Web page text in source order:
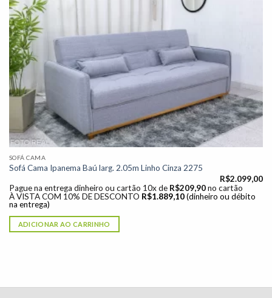
SOFÁ CAMA
Sofá Cama Ipanema Baú larg. 2.05m Linho Cinza 2275
R$2.099,00
Pague na entrega dinheiro ou cartão 10x de R$209,90 no cartão
À VISTA COM 10% DE DESCONTO R$1.889,10 (dinheiro ou débito
na entrega)
ADICIONAR AO CARRINHO